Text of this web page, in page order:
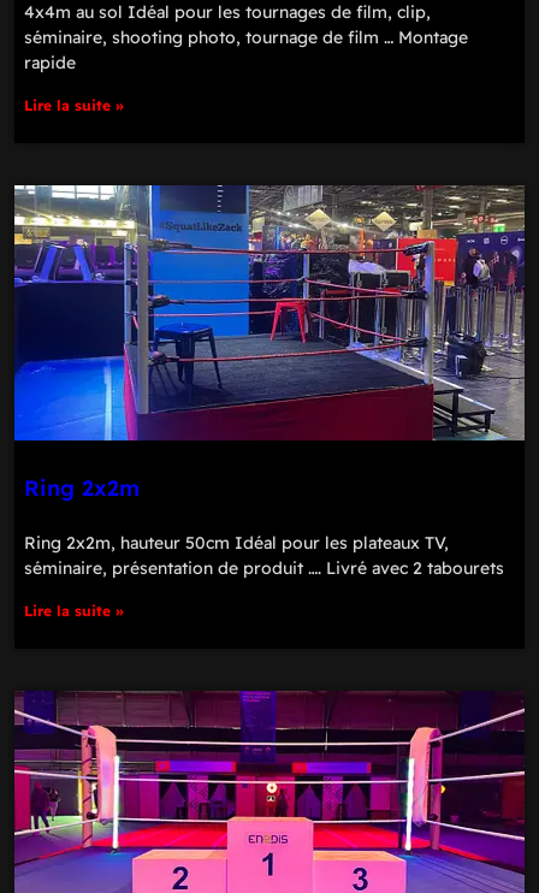
4x4m au sol Idéal pour les tournages de film, clip,
séminaire, shooting photo, tournage de film … Montage
rapide
Lire la suite »
Ring 2x2m
Ring 2x2m, hauteur 50cm Idéal pour les plateaux TV,
séminaire, présentation de produit …. Livré avec 2 tabourets
Lire la suite »